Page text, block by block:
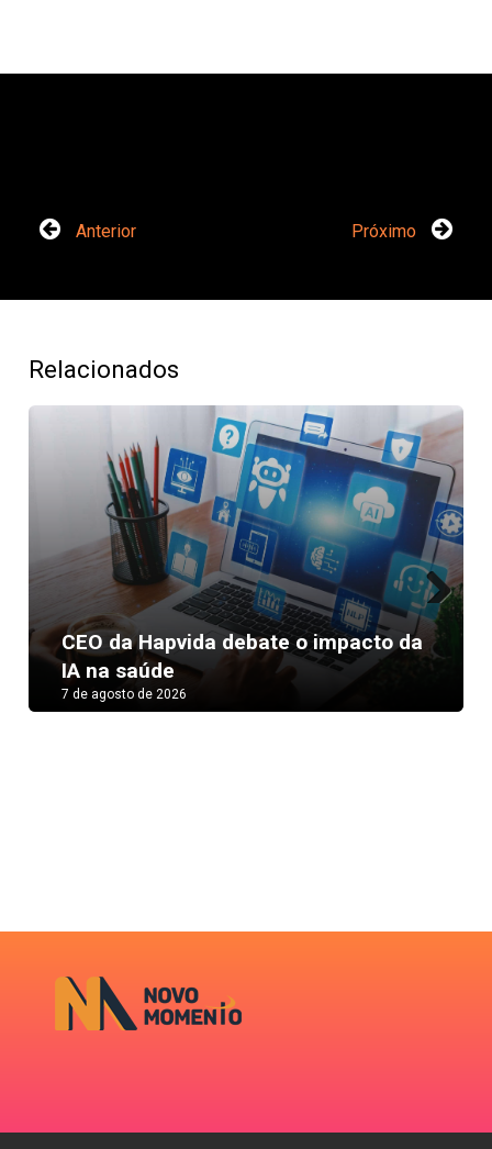
Anterior Próximo
Relacionados
CEO da Hapvida debate o impacto da
IA na saúde
7 de agosto de 2026
Next